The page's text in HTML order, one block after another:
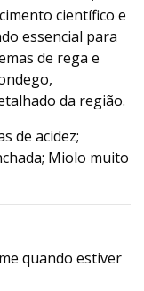
científico e
essencial para
de rega e
da região.
de acidez;
Miolo muito
quando estiver